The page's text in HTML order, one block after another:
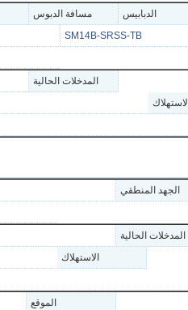
مسافة الدبوس الدبابيس
SM14B-SRSS-TB
المدخلات الحالية
الاستهلاك
الجهد المنطقي
المدخلات الحالية
الاستهلاك
الموقع